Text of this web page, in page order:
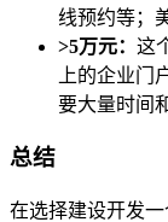
线预约等；
>5万元： 这
上的企业门
要大量时间
总结
在选择建设开发